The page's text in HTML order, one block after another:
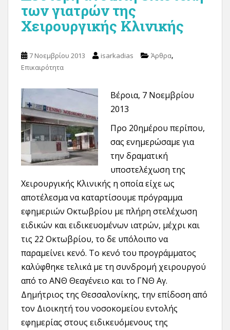
των γιατρών της
Χειρουργικής Κλινικής
7 Νοεμβρίου 2013 isarkadias Άρθρα,
Επικαιρότητα
Βέροια, 7 Νοεμβρίου
2013
Προ 20ημέρου περίπου,
σας ενημερώσαμε για
την δραματική
υποστελέχωση της
Χειρουργικής Κλινικής η οποία είχε ως
αποτέλεσμα να καταρτίσουμε πρόγραμμα
εφημεριών Οκτωβρίου με πλήρη στελέχωση
ειδικών και ειδικευομένων ιατρών, μέχρι και
τις 22 Οκτωβρίου, το δε υπόλοιπο να
παραμείνει κενό. Το κενό του προγράμματος
καλύφθηκε τελικά με τη συνδρομή χειρουργού
από το ΑΝΘ Θεαγένειο και το ΓΝΘ Αγ.
Δημήτριος της Θεσσαλονίκης, την επίδοση από
τον Διοικητή του νοσοκομείου εντολής
εφημερίας στους ειδικευόμενους της